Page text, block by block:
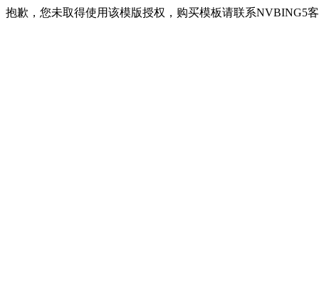
抱歉，您未取得使用该模版授权，购买模板请联系NVBING5客